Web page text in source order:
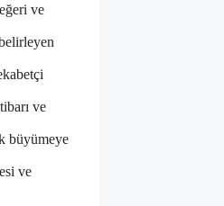
ve
ve
büyümeye
ve